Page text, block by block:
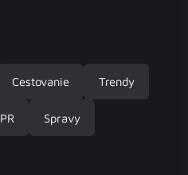
Cestovanie Trendy
PR Spravy